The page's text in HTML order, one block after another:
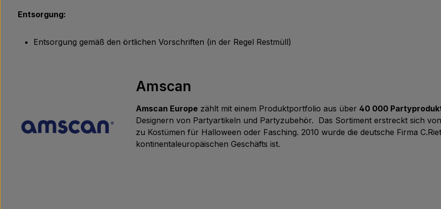
Entsorgung:
Entsorgung gemäß den örtlichen Vorschriften (in der Regel Restmüll)
Amscan
Amscan Europe zählt mit einem Produktportfolio aus über 40 000
Designern von Partyartikeln und Partyzubehör. Das Sortiment erstreckt sich
zu Kostümen für Halloween oder Fasching. 2010 wurde die deutsche Firma
kontinentaleuropäischen Geschäfts ist.